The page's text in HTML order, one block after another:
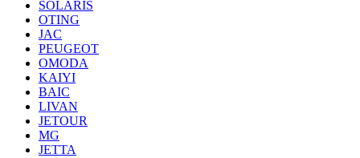
SOLARIS
OTING
JAC
PEUGEOT
OMODA
KAIYI
BAIC
LIVAN
JETOUR
MG
JETTA